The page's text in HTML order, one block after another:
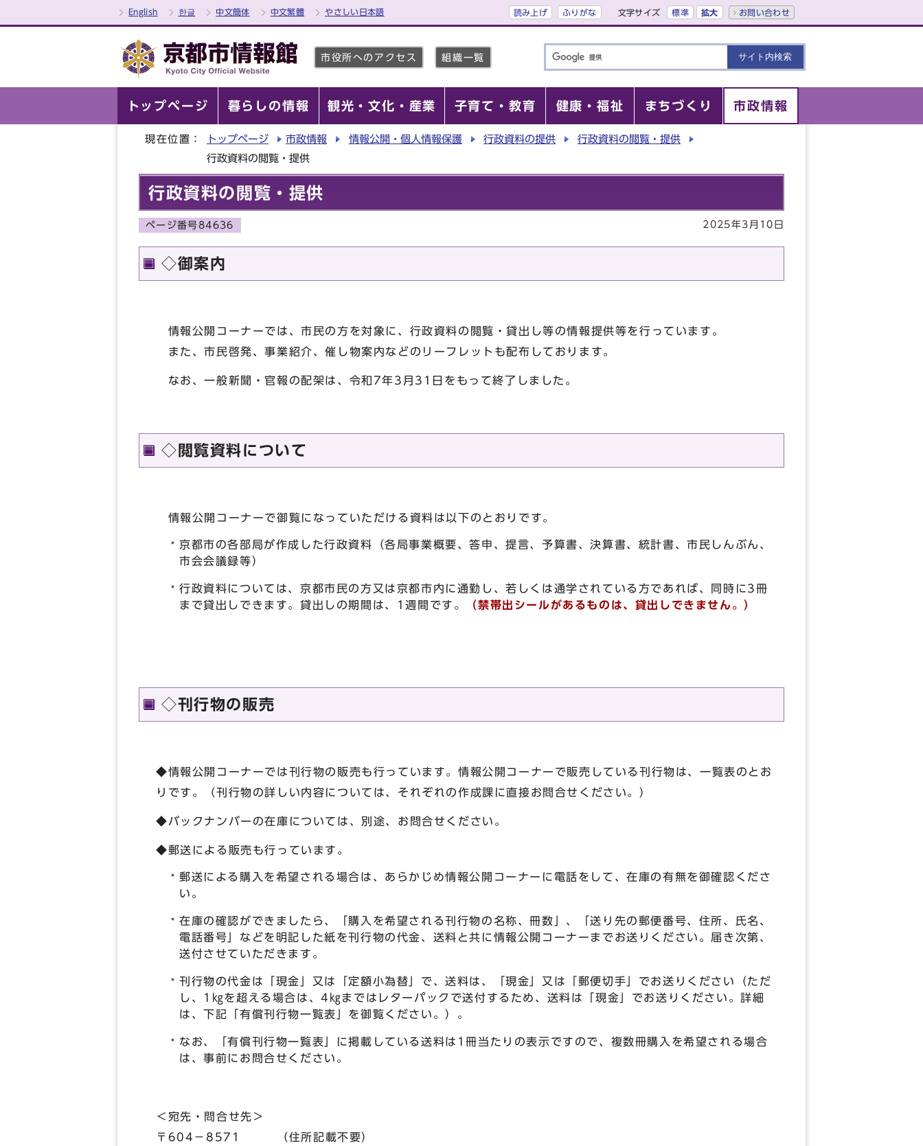
English 한글 中文簡体 中文繁體 やさしい日本語 読み上げ ふりがな 文字サイズ 標準 拡大 お問い合わせ
市役所へのアクセス 組織一覧
トップページ 暮らしの情報 観光・文化・産業 子育て・教育 健康・福祉 まちづくり 市政情報
現在位置： トップページ 市政情報 情報公開・個人情報保護 行政資料の提供
行政資料の閲覧・提供
行政資料の閲覧・提供
行政資料の閲覧・提供
ページ番号84636 2025年3月10日
◇御案内
情報公開コーナーでは、市民の方を対象に、行政資料の閲覧・貸出し等の情報提供等を行っています。
また、市民啓発、事業紹介、催し物案内などのリーフレットも配布しております。
なお、一般新聞・官報の配架は、令和7年3月31日をもって終了しました。
◇閲覧資料について
情報公開コーナーで御覧になっていただける資料は以下のとおりです。
京都市の各部局が作成した行政資料（各局事業概要、答申、提言、予算書、決算書、統計書、市民しんぶん、
市会会議録等）
行政資料については、京都市民の方又は京都市内に通勤し、若しくは通学されている方であれば、同時に3冊
まで貸出しできます。貸出しの期間は、1週間です。
（禁帯出シールがあるものは、貸出しできません。）
◇刊行物の販売
◆情報公開コーナーでは刊行物の販売も行っています。情報公開コーナーで販売している刊行物は、一覧表のとお
りです。（刊行物の詳しい内容については、それぞれの作成課に直接お問合せください。）
◆バックナンバーの在庫については、別途、お問合せください。
◆郵送による販売も行っています。
郵送による購入を希望される場合は、あらかじめ情報公開コーナーに電話をして、在庫の有無を御確認くださ
い。
在庫の確認ができましたら、「購入を希望される刊行物の名称、冊数」、「送り先の郵便番号、住所、氏名、
電話番号」などを明記した紙を刊行物の代金、送料と共に情報公開コーナーまでお送りください。届き次第、
送付させていただきます。
刊行物の代金は「現金」又は「定額小為替」で、送料は、「現金」又は「郵便切手」でお送りください（ただ
し、1㎏を超える場合は、4㎏まではレターパックで送付するため、送料は「現金」でお送りください。詳細
は、下記「有償刊行物一覧表」を御覧ください。）。
なお、「有償刊行物一覧表」に掲載している送料は1冊当たりの表示ですので、複数冊購入を希望される場合
は、事前にお問合せください。
＜宛先・問合せ先＞
〒604－8571 （住所記載不要）